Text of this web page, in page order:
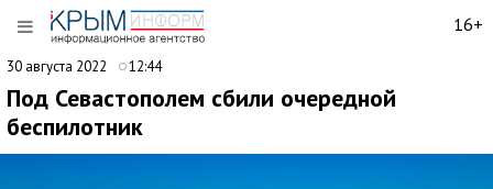
16+
30 августа 2022 12:44
Под Севастополем сбили очередной
беспилотник